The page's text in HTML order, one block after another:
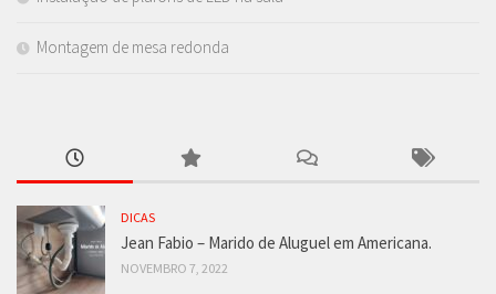
Montagem de mesa redonda
DICAS
Jean Fabio – Marido de Aluguel em Americana.
NOVEMBRO 7, 2022